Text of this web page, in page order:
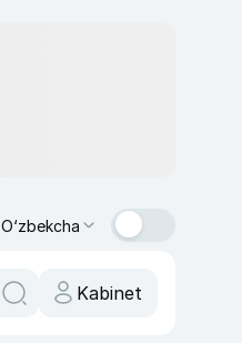
O‘zbekcha
Kabinet